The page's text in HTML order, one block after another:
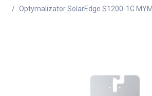
Optymalizator SolarEdge S1200-1G